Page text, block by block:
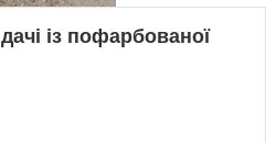
із пофарбованої